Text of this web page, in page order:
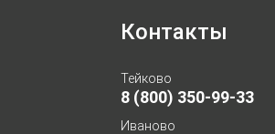
Контакты
Тейково
8 (800) 350-99-33
Иваново